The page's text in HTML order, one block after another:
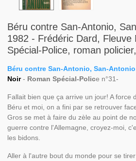
Béru contre San-Antonio,
1982 - Frédéric Dard, Fleuve
Spécial-Police, roman policier,
Béru contre San-Antonio, San-Antonio
Noir - Roman Spécial-Police n°31-
Fallait bien que ça arrive un jour! A force
Béru et moi, on a fini par se retrouver
Gros se met à faire du zèle au point de
guerre contre l'Allemagne, croyez-moi,
les bidons.
Aller à l'autre bout du monde pour se